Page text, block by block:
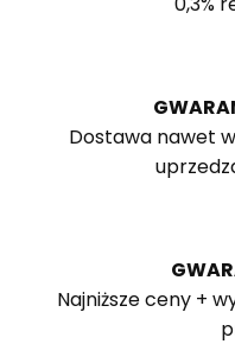
Dostawa nawet
Najniższe ceny +